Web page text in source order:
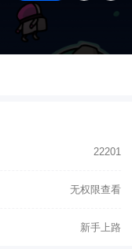
22201
无权限查看
新手上路